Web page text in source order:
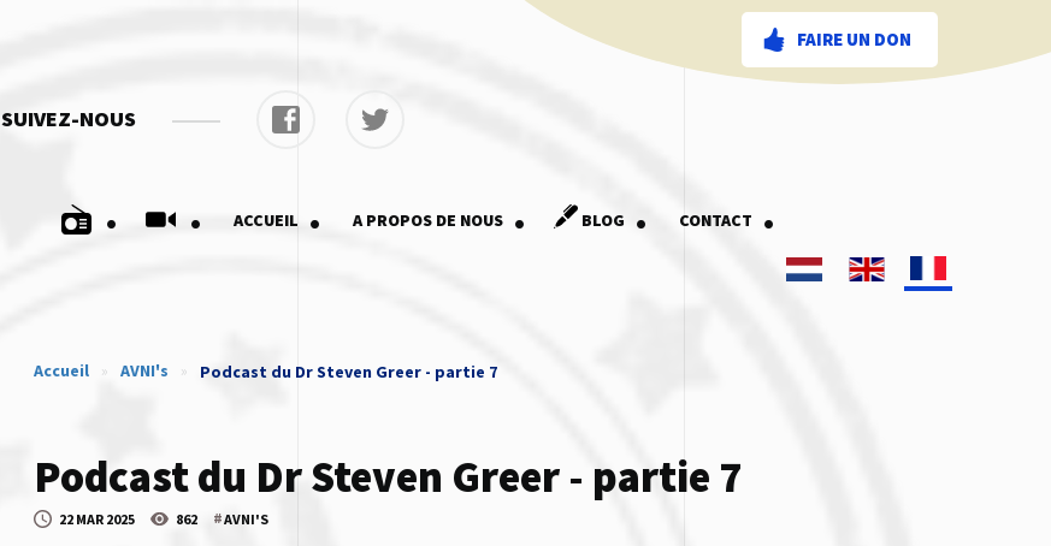
FAIRE UN DON
SUIVEZ-NOUS
. . ACCUEIL . A PROPOS DE NOUS . BLOG . CONTACT .
Accueil » AVNI's » Podcast du Dr Steven Greer - partie 7
Podcast du Dr Steven Greer - partie 7
22 MAR 2025 862 #AVNI'S